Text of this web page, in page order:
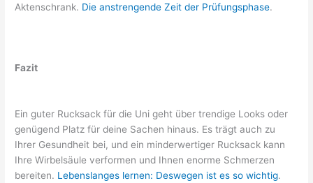
Aktenschrank. Die anstrengende Zeit der Prüfungsphase.
Fazit
Ein guter Rucksack für die Uni geht über trendige Looks oder
genügend Platz für deine Sachen hinaus. Es trägt auch zu
Ihrer Gesundheit bei, und ein minderwertiger Rucksack kann
Ihre Wirbelsäule verformen und Ihnen enorme Schmerzen
bereiten. Lebenslanges lernen: Deswegen ist es so wichtig.